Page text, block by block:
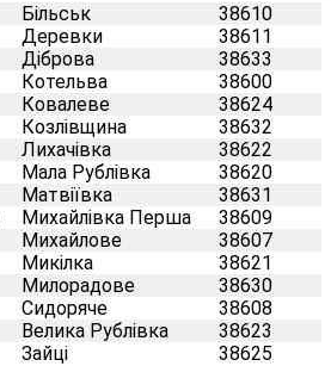
Більськ
38610
Деревки
38611
Діброва
38633
Котельва
38600
Ковалеве
38624
Козлівщина
38632
Лихачівка
38622
Мала Рублівка
38620
Матвіївка
38631
Михайлівка Перша
38609
Михайлове
38607
Микілка
38621
Милорадове
38630
Сидоряче
38608
Велика Рублівка
38623
Зайці 38625